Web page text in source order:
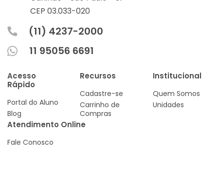
CEP 03.033-020
(11) 4237-2000
11 95056 6691
Acesso
Rápido
Portal do Aluno
Blog
Recursos
Cadastre-se
Carrinho de
Compras
Institucional
Quem Somos
Unidades
Atendimento Online
Fale Conosco